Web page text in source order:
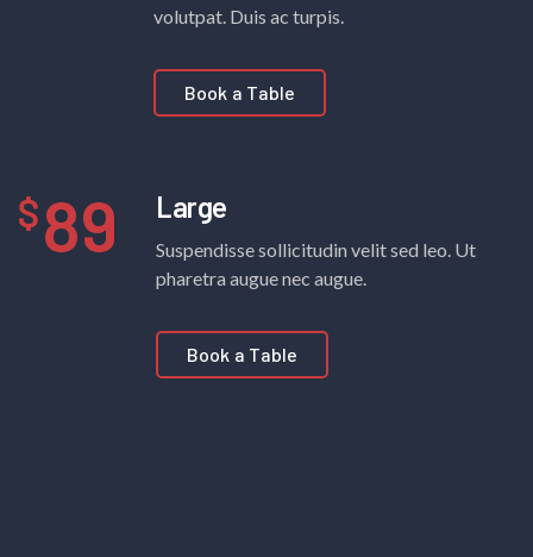
volutpat. Duis ac turpis.
Book a Table
89 Large
Suspendisse sollicitudin velit sed leo. Ut
pharetra augue nec augue.
Book a Table